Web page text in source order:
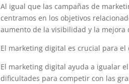
Al igual que las campañas de
centramos en los objetivos
aumento de la visibilidad y la mejora
El marketing digital es crucial para
El marketing digital ayuda a igualar
dificultades para competir con las